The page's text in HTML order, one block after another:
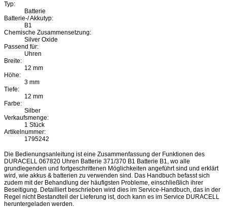
Typ:
Batterie
Batterie-/ Akkutyp:
B1
Chemische Zusammensetzung:
Silver Oxide
Passend für:
Uhren
Breite:
12 mm
Höhe:
3 mm
Tiefe:
12 mm
Farbe:
Silber
Verkaufsmenge:
1 Stück
Artikelnummer:
1795242
Die Bedienungsanleitung ist eine Zusammenfassung der Funktionen des
DURACELL 067820 Uhren Batterie 371/370 B1 Batterie B1, wo alle
grundlegenden und fortgeschrittenen Möglichkeiten angeführt sind und erklärt
wird, wie akkus & batterien zu verwenden sind. Das Handbuch befasst sich
zudem mit der Behandlung der häufigsten Probleme, einschließlich ihrer
Beseitigung. Detailliert beschrieben wird dies im Service-Handbuch, das in der
Regel nicht Bestandteil der Lieferung ist, doch kann es im Service DURACELL
heruntergeladen werden.